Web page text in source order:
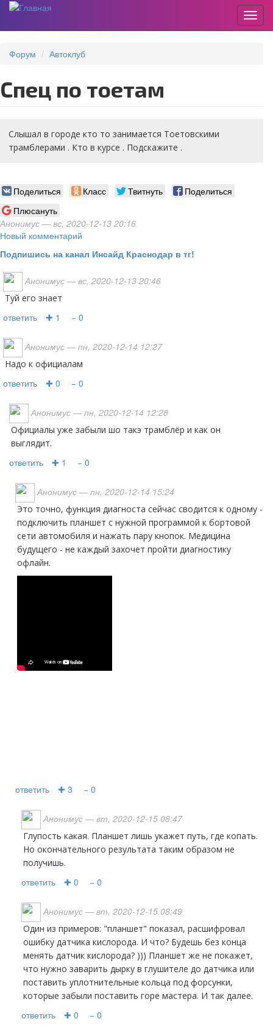
основному
Форум Автоклуб
Спец по тоетам
Слышал в городе кто то занимается Тоетовскими
трамблерами . Кто в курсе . Подскажите .
Поделиться Класс Твитнуть
Поделиться
Плюсануть
Анонимус — вс, 2020-12-13 20:16
Новый комментарий
Подпишись на канал Инсайд Краснодар в тг!
Анонимус — вс, 2020-12-13 20:46
туй его знает
ответить ✚ 1 − 0
Анонимус — пн, 2020-12-14 12:27
Надо к официалам
ответить ✚ 0 − 0
Анонимус — пн, 2020-12-14 12:28
официалы уже забыли шо такэ трамблёр и как он
выглядит.
ответить ✚ 1 − 0
Анонимус — пн, 2020-12-14 15:24
Это точно, функция диагноста сейчас сводится к одному -
подключить планшет с нужной программой к бортовой
сети автомобиля и нажать пару кнопок. Медицина
будущего - не каждый захочет пройти диагностику
офлайн.
ответить ✚ 3 − 0
Анонимус — вт, 2020-12-15 08:47
Глупость какая. Планшет лишь укажет путь, где копать.
Но окончательного результата таким образом не
получишь.
ответить ✚ 0 − 0
Анонимус — вт, 2020-12-15 08:49
Один из примеров: "планшет" показал, расшифровал
ошибку датчика кислорода. И что? Будешь без конца
менять датчик кислорода? ))) Планшет же не покажет,
что нужно заварить дырку в глушителе до датчика или
поставить уплотнительные кольца под форсунки,
которые забыли поставить горе мастера. И так далее.
ответить ✚ 0 − 0